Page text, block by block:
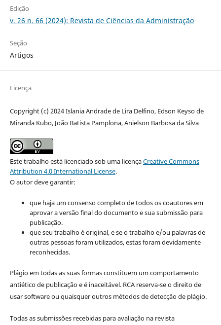
Edição
v. 26 n. 66 (2024): Revista de Ciências da Administração
Seção
Artigos
Licença
Copyright (c) 2024 Islania Andrade de Lira Delfino, Edson Keyso de
Miranda Kubo, João Batista Pamplona, Anielson Barbosa da Silva
Este trabalho está licenciado sob uma licençaCreative Commons
Attribution 4.0 International License.
O autor deve garantir:
que haja um consenso completo de todos os coautores em
aprovar a versão final do documento e sua submissão para
publicação.
que seu trabalho é original, e se o trabalho e/ou palavras de
outras pessoas foram utilizados, estas foram devidamente
reconhecidas.
Plágio em todas as suas formas constituem um comportamento
antiético de publicação e é inaceitável. RCA reserva-se o direito de
usar software ou quaisquer outros métodos de detecção de plágio.
Todas as submissões recebidas para avaliação na revista